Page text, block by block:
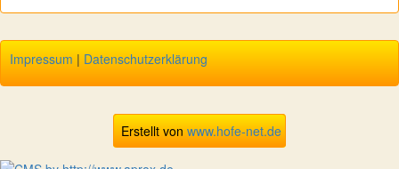
Impressum | Datenschutzerklärung
Erstellt vonwww.hofe-net.de